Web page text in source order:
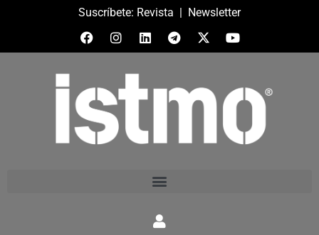
Suscríbete: Revista | Newsletter